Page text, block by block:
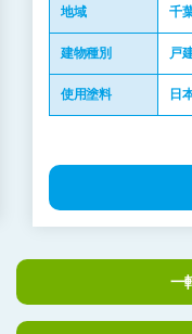
地域 千
建物種別 戸
使用塗料 日
一